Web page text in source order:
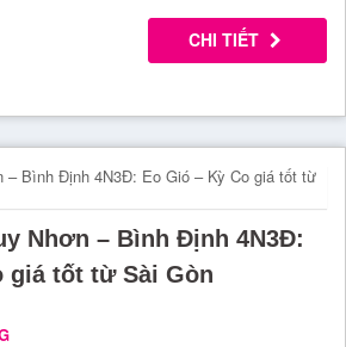
CHI TIẾT
Nhơn – Bình Định 4N3Đ:
giá tốt từ Sài Gòn